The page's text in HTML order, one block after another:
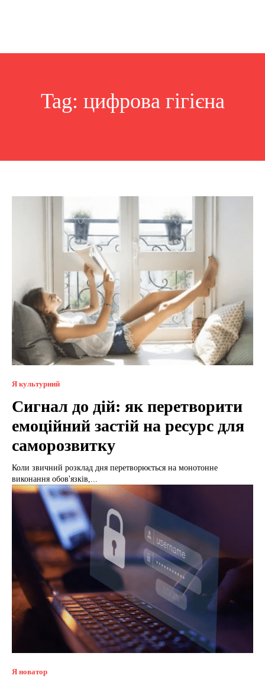
Tag: цифрова гігієна
Я культурний
Сигнал до дій: як перетворити
емоційний застій на ресурс для
саморозвитку
Коли звичний розклад дня перетворюється на монотонне
виконання обов'язків,...
Я новатор